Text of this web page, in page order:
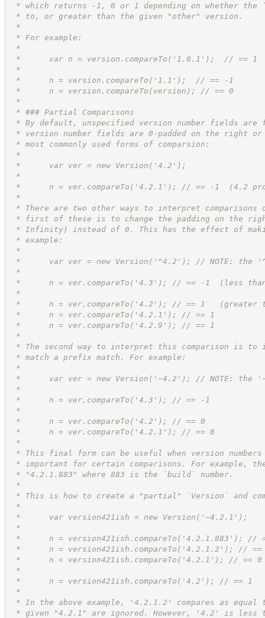
* which returns -1, 0 or 1 depending on whether
* to, or greater than the given "other" version.
*
* For example:
*
*      var n = version.compareTo('1.0.1');  // == 1
*
*      n = version.compareTo('1.1');  // == -1
*      n = version.compareTo(version); // == 0
*
* ### Partial Comparisons
* By default, unspecified version number fields
* version number fields are 0-padded on the right or
* most commonly used forms of comparsion:
*
*      var ver = new Version('4.2');
*
*      n = ver.compareTo('4.2.1'); // == -1  (4.2
*
* There are two other ways to interpret
* first of these is to change the padding on the
* Infinity) instead of 0. This has the effect of
* example:
*
*      var ver = new Version('^4.2'); // NOTE: the
*
*      n = ver.compareTo('4.3'); // == -1  (less
*
*      n = ver.compareTo('4.2'); // == 1
*      n = ver.compareTo('4.2.1'); // == 1
*      n = ver.compareTo('4.2.9'); // == 1
*
* The second way to interpret this comparison is
* match a prefix match. For example:
*
*      var ver = new Version('~4.2'); // NOTE: the
*
*      n = ver.compareTo('4.3'); // == -1
*
*      n = ver.compareTo('4.2'); // == 0
*      n = ver.compareTo('4.2.1'); // == 0
*
* This final form can be useful when version numbers
* important for certain comparisons. For example,
* "4.2.1.883" where 883 is the `build` number.
*
* This is how to create a "partial" `Version` and
*
*      var version421ish = new Version('~4.2.1');
*
*      n = version421ish.compareTo('4.2.1.883'); //
*      n = version421ish.compareTo('4.2.1.2'); // ==
*      n = version421ish.compareTo('4.2.1'); // == 0
*
*      n = version421ish.compareTo('4.2'); // == 1
*
* In the above example, '4.2.1.2' compares as
* given "4.2.1" are ignored. However, '4.2' is